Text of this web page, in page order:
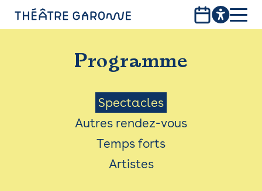
PROGRAMME
INFOS PRATIQUES
AVEC LES PUBLICS
ACCESSIBILITÉ
LES PRODUCTIONS
Programme
Menu
Saison
Spectacles
Autres rendez-vous
Temps forts
Artistes